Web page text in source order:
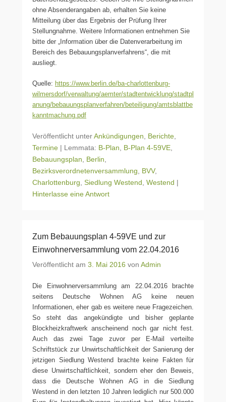
ohne Absenderangaben ab, erhalten Sie keine
Mitteilung über das Ergebnis der Prüfung Ihrer
Stellungnahme. Weitere Informationen entnehmen Sie
bitte der „Information über die Datenverarbeitung im
Bereich des Bebauungsplanverfahrens“, die mit
ausliegt.
Quelle: https://www.berlin.de/ba-charlottenburg-
wilmersdorf/verwaltung/aemter/stadtentwicklung/stadtpl
anung/bebauungsplanverfahren/beteiligung/amtsblattbe
kanntmachung.pdf
Veröffentlicht unterAnkündigungen Berichte
Termine | Lemmata: B-Plan B-Plan 4-59VE
Bebauungsplan
Berlin
Bezirksverordnetenversammlung
BVV,
Charlottenburg Siedlung Westend Westend |
Hinterlasse eine Antwort
Zum Bebauungsplan 4-59VE und zur
Einwohnerversammlung vom 22.04.2016
Veröffentlicht am 3. Mai 2016 von Admin
Die Einwohnerversammlung am 22.04.2016 brachte
seitens Deutsche Wohnen AG keine neuen
Informationen, eher gab es weitere neue Fragezeichen.
So steht das angekündigte und bisher geplante
Blockheizkraftwerk anscheinend noch gar nicht fest.
Auch das zwei Tage zuvor per E-Mail verteilte
Schriftstück zur Unwirtschaftlichkeit der Sanierung der
jetzigen Siedlung Westend brachte keine Fakten für
diese Unwirtschaftlichkeit, sondern eher den Beweis,
dass die Deutsche Wohnen AG in die Siedlung
Westend in den letzten 10 Jahren lediglich nur 500.000